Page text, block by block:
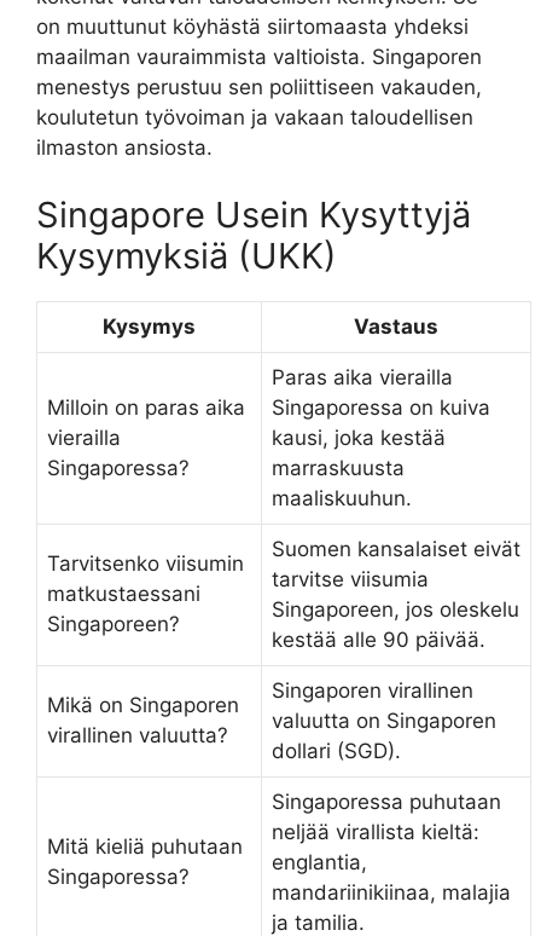
on muuttunut köyhästä siirtomaasta yhdeksi
maailman vauraimmista valtioista. Singaporen
menestys perustuu sen poliittiseen vakauden,
koulutetun työvoiman ja vakaan taloudellisen
ilmaston ansiosta.
Singapore Usein Kysyttyjä
Kysymyksiä (UKK)
Kysymys Vastaus
Milloin on paras aika
vierailla
Singaporessa?
Paras aika vierailla
Singaporessa on kuiva
kausi, joka kestää
marraskuusta
maaliskuuhun.
Tarvitsenko viisumin
matkustaessani
Singaporeen?
Suomen kansalaiset eivät
tarvitse viisumia
Singaporeen, jos oleskelu
kestää alle 90 päivää.
Mikä on Singaporen
virallinen valuutta?
Singaporen virallinen
valuutta on Singaporen
dollari (SGD).
Mitä kieliä puhutaan
Singaporessa?
Singaporessa puhutaan
neljää virallista kieltä:
englantia,
mandariinikiinaa, malajia
ja tamilia.